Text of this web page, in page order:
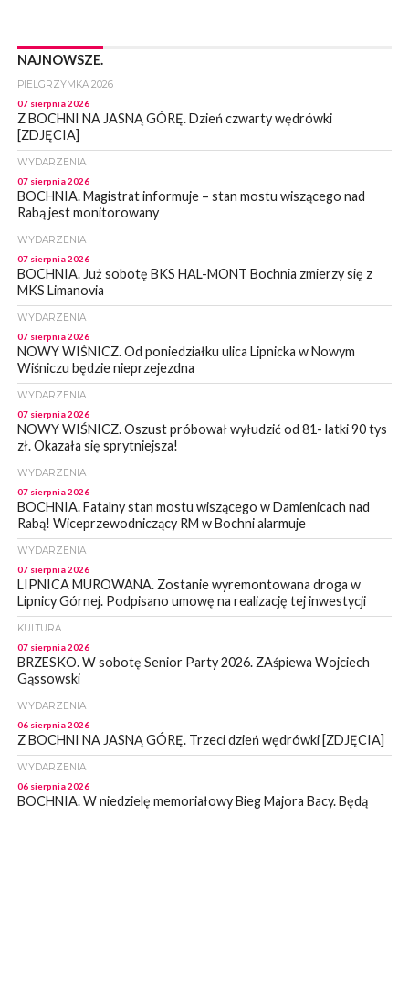
NAJNOWSZE.
PIELGRZYMKA 2026
07 sierpnia 2026
Z BOCHNI NA JASNĄ GÓRĘ. Dzień czwarty wędrówki
[ZDJĘCIA]
WYDARZENIA
07 sierpnia 2026
BOCHNIA. Magistrat informuje – stan mostu wiszącego nad
Rabą jest monitorowany
WYDARZENIA
07 sierpnia 2026
BOCHNIA. Już sobotę BKS HAL-MONT Bochnia zmierzy się z
MKS Limanovia
WYDARZENIA
07 sierpnia 2026
NOWY WIŚNICZ. Od poniedziałku ulica Lipnicka w Nowym
Wiśniczu będzie nieprzejezdna
WYDARZENIA
07 sierpnia 2026
NOWY WIŚNICZ. Oszust próbował wyłudzić od 81- latki 90 tys
zł. Okazała się sprytniejsza!
WYDARZENIA
07 sierpnia 2026
BOCHNIA. Fatalny stan mostu wiszącego w Damienicach nad
Rabą! Wiceprzewodniczący RM w Bochni alarmuje
WYDARZENIA
07 sierpnia 2026
LIPNICA MUROWANA. Zostanie wyremontowana droga w
Lipnicy Górnej. Podpisano umowę na realizację tej inwestycji
KULTURA
07 sierpnia 2026
BRZESKO. W sobotę Senior Party 2026. ZAśpiewa Wojciech
Gąssowski
WYDARZENIA
06 sierpnia 2026
Z BOCHNI NA JASNĄ GÓRĘ. Trzeci dzień wędrówki [ZDJĘCIA]
WYDARZENIA
06 sierpnia 2026
BOCHNIA. W niedzielę memoriałowy Bieg Majora Bacy. Będą